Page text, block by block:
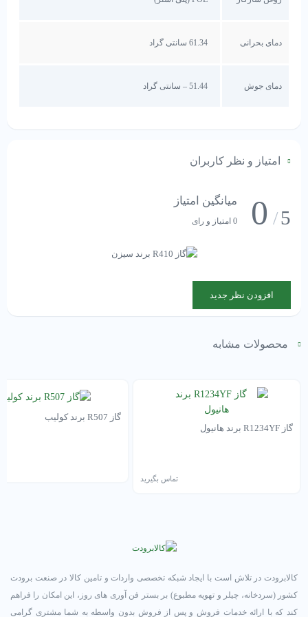
مبردهای قدیمی‌تر مطرح است، اما نیازمند توجه ویژه به جزئیات فنی و
برای استعلام قیمتگاز r410
دمای بحرانی 61.34 سانتی گراد
دمای جوش 51.44 – سانتی گراد
امتیاز و نظر کاربران
5
/
0 میانگین امتیاز
0 امتیاز و رای
افزودن نظر جدید
محصولات مشابه
گاز R1234YF برند هانیول
تماس بگیرید
گاز R507 برند کولیب
کالابرودت در تلاش است با ایجاد شبکه تخصصی واردات و تامین کالا در صنعت برودت
کشور (سردخانه، چیلر و تهویه مطبوع) بر بستر فن آوری های روز، این امکان را فراهم
کند که با ارائه خدمات فروش و پس از فروش بدون واسطه به شما مشتری گرامی